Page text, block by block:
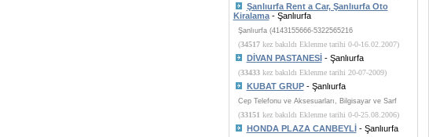
Şanlıurfa Rent a Car, Şanlıurfa Oto
Kiralama- Şanlıurfa
Şanlıurfa (4143155666-5322565216
(34517kez bakıldı Eklenme tarihi 0-0-16.02.2007)
DİVAN PASTANESİ- Şanlıurfa
(33433kez bakıldı Eklenme tarihi 20-07-2009)
KUBAT GRUP- Şanlıurfa
Cep Telefonu ve Aksesuarları, Bilgisayar ve Sarf
(33151 kez bakıldı Eklenme tarihi 0-0-25.08.2006)
HONDA PLAZA CANBEYLİ- Şanlıurfa